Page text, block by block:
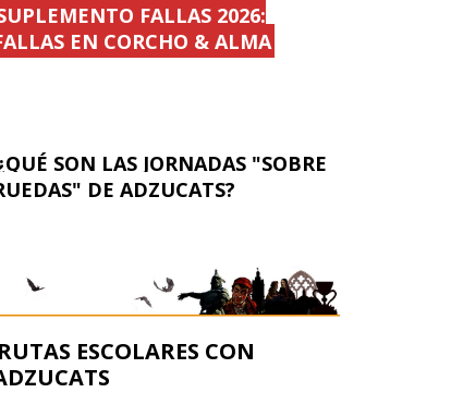
FALLAS 2026:
EN CORCHO & ALMA
SON LAS JORNADAS "SOBRE
DE ADZUCATS?
RUTAS ESCOLARES CON